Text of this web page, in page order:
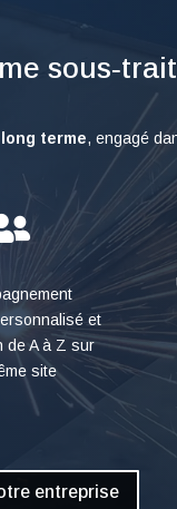
terme, engagé
et
de A à Z sur
site
entreprise